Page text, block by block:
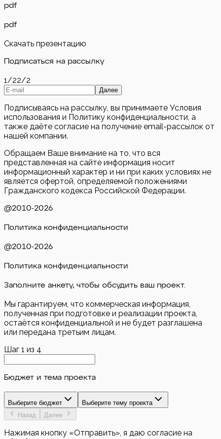
pdf
pdf
Скачать презентацию
Подписаться на рассылку
1/22/2
Далее
Подписываясь на рассылку, вы принимаете Условия
использования и Политику конфиденциальности, а
также даёте согласие на получение email-рассылок от
нашей компании.
Обращаем Ваше внимание на то, что вся
представленная на сайте информация носит
информационный характер и ни при каких условиях не
является офертой, определяемой положениями
Гражданского кодекса Российской Федерации.
@2010-2026
Политика конфиденциальности
@2010-2026
Политика конфиденциальности
Заполните анкету, чтобы обсудить ваш проект.
Мы гарантируем, что коммерческая информация,
полученная при подготовке и реализации проекта,
остаётся конфиденциальной и не будет разглашена
или передана третьим лицам.
Шаг 1 из 4
Бюджет и тема проекта
Выберите бюджет
Выберите тему проекта
Назад
Далее
Нажимая кнопку «Отправить», я даю согласие на